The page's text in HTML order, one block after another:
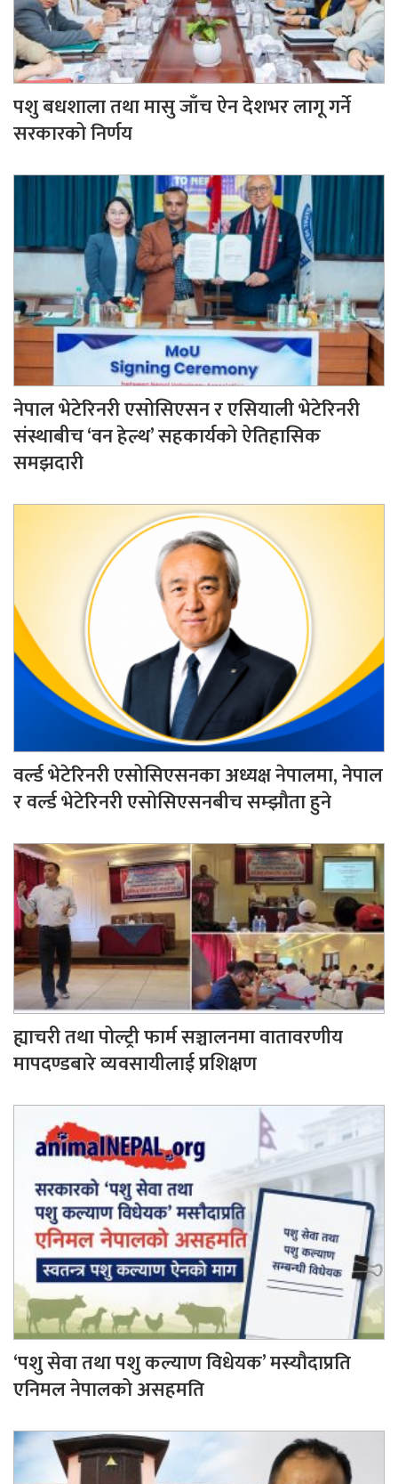
पशु बधशाला तथा मासु जाँच ऐन देशभर लागू गर्ने
सरकारको निर्णय
नेपाल भेटेरिनरी एसोसिएसन र एसियाली भेटेरिनरी
संस्थाबीच ‘वन हेल्थ’ सहकार्यको ऐतिहासिक
समझदारी
वर्ल्ड भेटेरिनरी एसोसिएसनका अध्यक्ष नेपालमा, नेपाल
र वर्ल्ड भेटेरिनरी एसोसिएसनबीच सम्झौता हुने
ह्याचरी तथा पोल्ट्री फार्म सञ्चालनमा वातावरणीय
मापदण्डबारे व्यवसायीलाई प्रशिक्षण
‘पशु सेवा तथा पशु कल्याण विधेयक’ मस्यौदाप्रति
एनिमल नेपालको असहमति